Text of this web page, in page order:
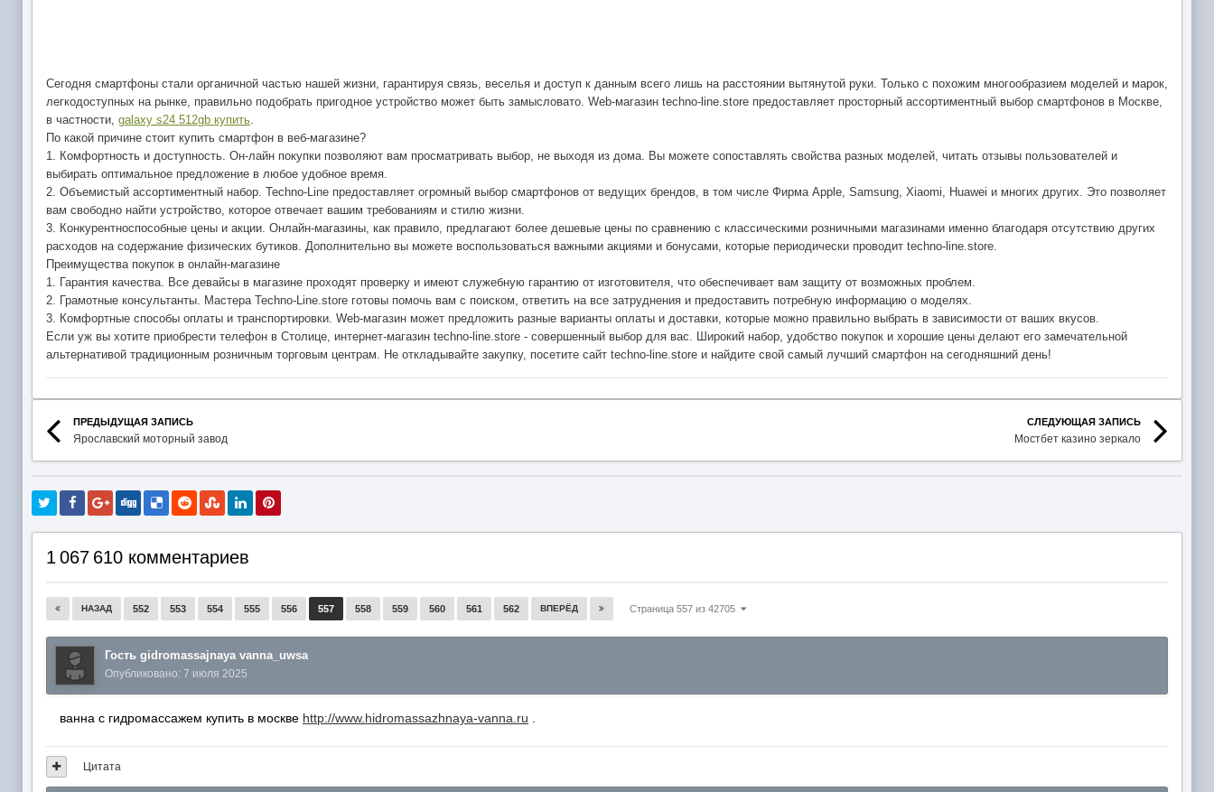
Сегодня смартфоны стали органичной частью нашей жизни, гарантируя связь, веселья и доступ к данным всего лишь на расстоянии вытянутой руки. Только с похожим многообразием моделей и марок,
легкодоступных на рынке, правильно подобрать пригодное устройство может быть замысловато. Web-магазин techno-line.store предоставляет просторный ассортиментный выбор смартфонов в Москве,
в частности, galaxy s24 512gb купить.
По какой причине стоит купить смартфон в веб-магазине?
1. Комфортность и доступность. Он-лайн покупки позволяют вам просматривать выбор, не выходя из дома. Вы можете сопоставлять свойства разных моделей, читать отзывы пользователей и
выбирать оптимальное предложение в любое удобное время.
2. Объемистый ассортиментный набор. Techno-Line предоставляет огромный выбор смартфонов от ведущих брендов, в том числе Фирма Apple, Samsung, Xiaomi, Huawei и многих других. Это позволяет
вам свободно найти устройство, которое отвечает вашим требованиям и стилю жизни.
3. Конкурентноспособные цены и акции. Онлайн-магазины, как правило, предлагают более дешевые цены по сравнению с классическими розничными магазинами именно благодаря отсутствию других
расходов на содержание физических бутиков. Дополнительно вы можете воспользоваться важными акциями и бонусами, которые периодически проводит techno-line.store.
Преимущества покупок в онлайн-магазине
1. Гарантия качества. Все девайсы в магазине проходят проверку и имеют служебную гарантию от изготовителя, что обеспечивает вам защиту от возможных проблем.
2. Грамотные консультанты. Мастера Techno-Line.store готовы помочь вам с поиском, ответить на все затруднения и предоставить потребную информацию о моделях.
3. Комфортные способы оплаты и транспортировки. Web-магазин может предложить разные варианты оплаты и доставки, которые можно правильно выбрать в зависимости от ваших вкусов.
Если уж вы хотите приобрести телефон в Столице, интернет-магазин techno-line.store - совершенный выбор для вас. Широкий набор, удобство покупок и хорошие цены делают его замечательной
альтернативой традиционным розничным торговым центрам. Не откладывайте закупку, посетите сайт techno-line.store и найдите свой самый лучший смартфон на сегодняшний день!
ПРЕДЫДУЩАЯ ЗАПИСЬ
Ярославский моторный завод
СЛЕДУЮЩАЯ ЗАПИСЬ
Мостбет казино зеркало
1 067 610 комментариев
НАЗАД 552 553 554 555 556 557 558 559 560 561 562 ВПЕРЁД Страница 557 из 42705
Гость gidromassajnaya vanna_uwsa
Опубликовано: 7 июля 2025
ванна с гидромассажем купить в москве http://www.hidromassazhnaya-vanna.ru
Цитата